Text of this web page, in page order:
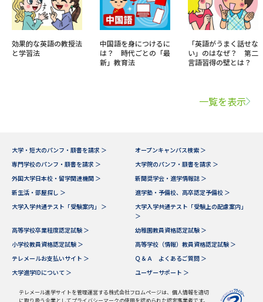
効果的な英語の教授法
と学習法
中国語を身につけるに
は？ 時代ごとの「最
新」教育法
「英語がうまく話せな
い」のはなぜ？ 第二
言語習得の壁とは？
一覧を表示
大学・短大のパンフ・願書を請求 ＞
オープンキャンパス検索 ＞
専門学校のパンフ・願書を請求 ＞
大学院のパンフ・願書を請求 ＞
外国大学日本校・留学関連機関 ＞
新聞奨学会・進学情報誌 ＞
新生活・部屋探し ＞
進学塾・予備校、高卒認定予備校 ＞
大学入学共通テスト「受験案内」 ＞
大学入学共通テスト「受験上の配慮案内」
＞
高等学校卒業程度認定試験 ＞
幼稚園教員資格認定試験 ＞
小学校教員資格認定試験 ＞
高等学校（情報）教員資格認定試験 ＞
テレメールお支払いサイト ＞
Ｑ＆Ａ よくあるご質問 ＞
大学進学IDについて ＞
ユーザーサポート ＞
テレメール進学サイトを管理運営する株式会社フロムページは、個人情報を適切
に取り扱う企業としてプライバシーマークの使用を認められた認定事業者です。